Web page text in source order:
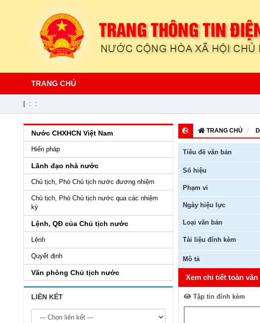
TRANG CHỦ
: :
TRANG CHỦ
Tiêu đề văn bản
Số hiệu
Phạm vi
Ngày hiệu lực
Loại văn bản
Tài liệu đính kèm
Mô tả
Xem chi tiết toàn văn
Tập tin đính kèm
Nước CHXHCN Việt Nam
Hiến pháp
Lãnh đạo nhà nước
Chủ tịch, Phó Chủ tịch nước đương nhiệm
Chủ tịch, Phó Chủ tịch nước qua các nhiệm
kỳ
Lệnh, QĐ của Chủ tịch nước
Lệnh
Quyết định
Văn phòng Chủ tịch nước
LIÊN KẾT